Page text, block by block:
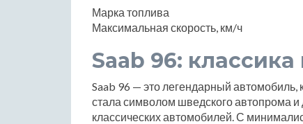
Марка топлива
Максимальная скорость, км/ч
Saab 96:
Saab 96 — это легендарный
стала символом шведского автопрома
классических автомобилей. С